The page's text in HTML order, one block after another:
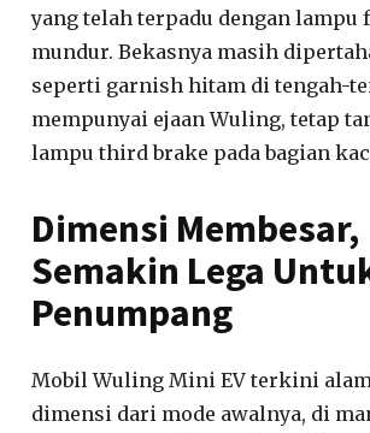
yang telah terpadu dengan lampu
mundur. Bekasnya masih
seperti garnish hitam di tengah-
mempunyai ejaan Wuling, tetap
lampu third brake pada bagian
Dimensi Membesar,
Semakin Lega
Penumpang
Mobil Wuling Mini EV terkini
dimensi dari mode awalnya, di